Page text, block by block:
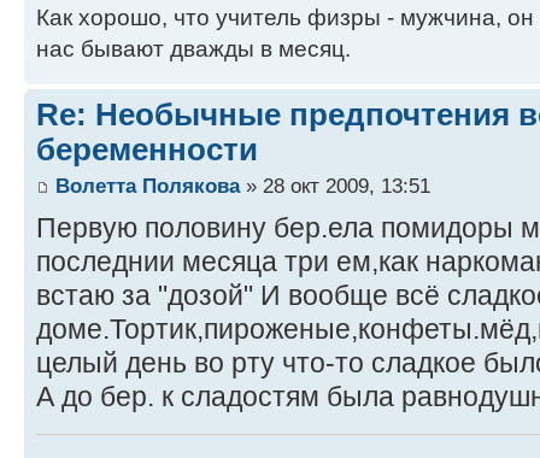
Как хорошо, что учитель физры - мужчина,
нас бывают дважды в месяц.
Re: Необычные предпочтения
беременности
Волетта Полякова» 28 окт 2009, 13:51
Первую половину бер.ела помидоры
последнии месяца три ем,как
встаю за "дозой" И вообще всё
целый день во рту что-то сладкое
А до бер. к сладостям была